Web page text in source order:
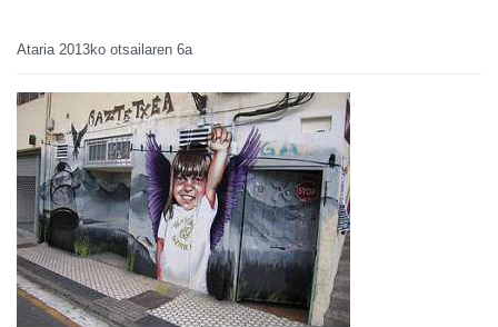
Ataria 2013ko otsailaren 6a